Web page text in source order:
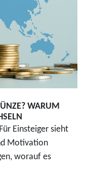
WARUM
Einsteiger sieht
Motivation
worauf es